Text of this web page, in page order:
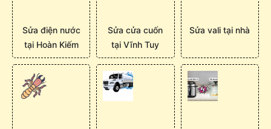
Sửa điện nước
tại Hoàn Kiếm
Sửa cửa cuốn
tại Vĩnh Tuy
Sửa vali tại nhà